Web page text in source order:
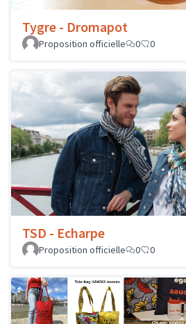
Tygre - Dromapot
Proposition officielle 0 0
TSD - Echarpe
Proposition officielle 0 0